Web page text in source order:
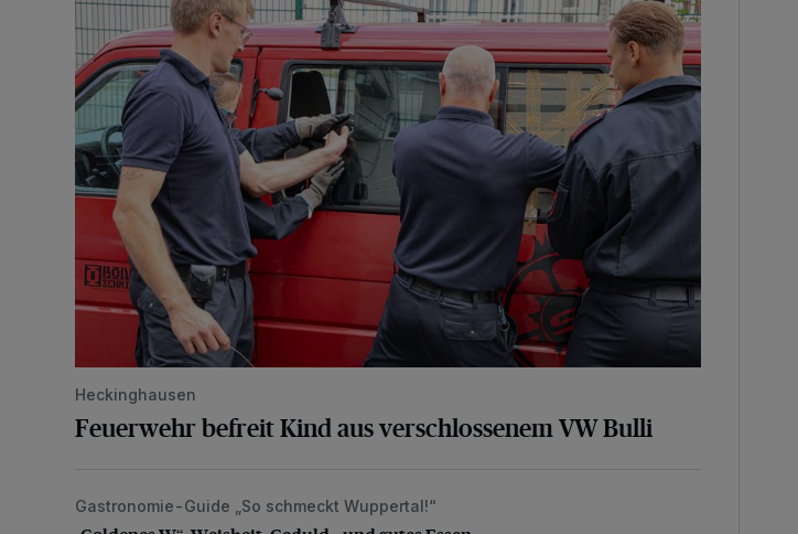
Heckinghausen
Feuerwehr befreit Kind aus verschlossenem VW Bulli
„Goldenes W“: Weisheit, Geduld – und gutes Essen
Gastronomie-Guide „So schmeckt Wuppertal!“